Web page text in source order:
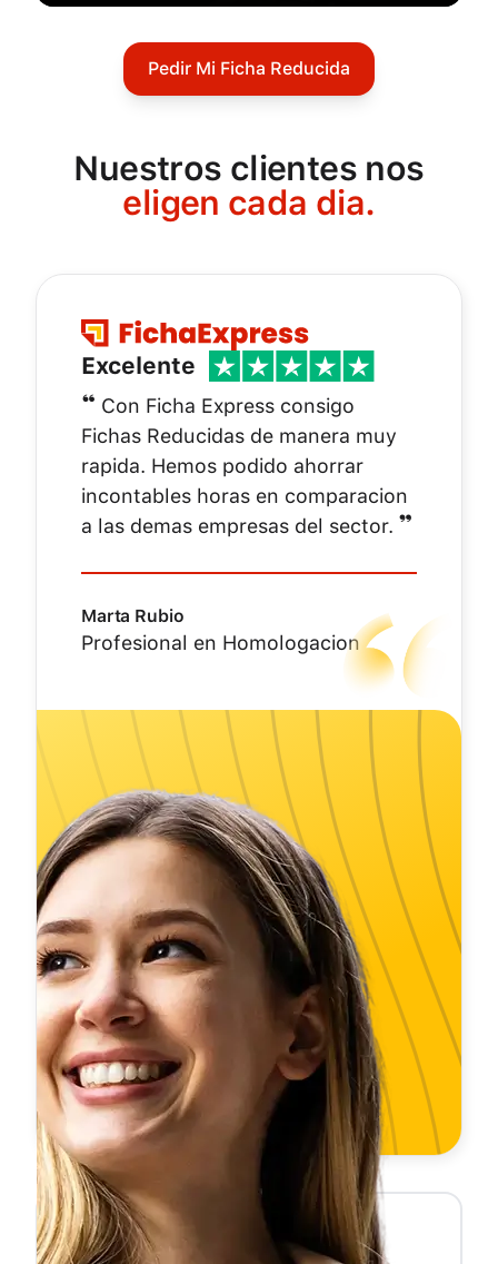
Pedir Mi Ficha Reducida
Nuestros clientes nos
eligen cada dia.
Excelente
❝ Con Ficha Express consigo
Fichas Reducidas de manera muy
rapida. Hemos podido ahorrar
incontables horas en comparacion
a las demas empresas del sector. ❞
Marta Rubio
Profesional en Homologacion